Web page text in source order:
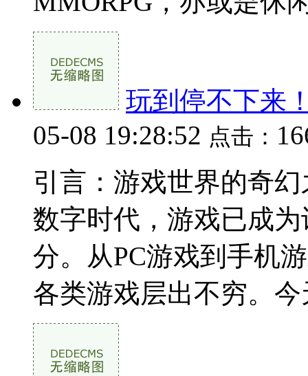
玩到停不下来
05-08 19:28:52 点击：
引言：游戏世界的奇
数字时代，游戏已成
分。从PC游戏到手机
各类游戏层出不穷。今